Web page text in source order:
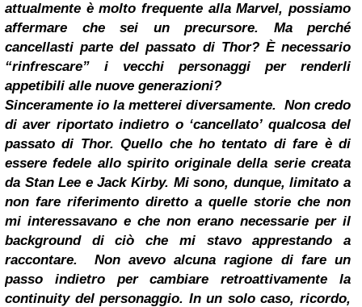
attualmente è molto frequente alla Marvel, possiamo
affermare che sei un precursore. Ma perché
cancellasti parte del passato di Thor? È necessario
“rinfrescare” i vecchi personaggi per renderli
appetibili alle nuove generazioni?
Sinceramente io la metterei diversamente. Non credo
di aver riportato indietro o ‘cancellato’ qualcosa del
passato di Thor. Quello che ho tentato di fare è di
essere fedele allo spirito originale della serie creata
da Stan Lee e Jack Kirby. Mi sono, dunque, limitato a
non fare riferimento diretto a quelle storie che non
mi interessavano e che non erano necessarie per il
background di ciò che mi stavo apprestando a
raccontare.
Non avevo alcuna ragione di fare un
passo indietro per cambiare retroattivamente la
continuity del personaggio. In un solo caso, ricordo,